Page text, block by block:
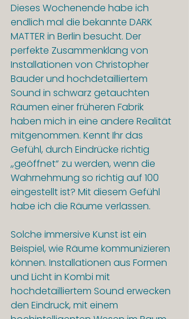
Dieses Wochenende habe ich
endlich mal die bekannte DARK
MATTER in Berlin besucht. Der
perfekte Zusammenklang von
Installationen von Christopher
Bauder und hochdetailliertem
Sound in schwarz getauchten
Räumen einer früheren Fabrik
haben mich in eine andere Realität
mitgenommen. Kennt Ihr das
Gefühl, durch Eindrücke richtig
„geöffnet“ zu werden, wenn die
Wahrnehmung so richtig auf 100
eingestellt ist? Mit diesem Gefühl
habe ich die Räume verlassen.
Solche immersive Kunst ist ein
Beispiel, wie Räume kommunizieren
können. Installationen aus Formen
und Licht in Kombi mit
hochdetailliertem Sound erwecken
den Eindruck, mit einem